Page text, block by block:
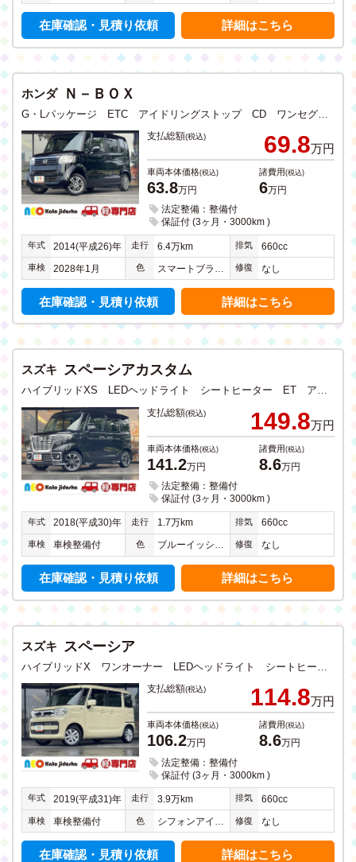
在庫確認・見積り依頼 詳細はこちら
ホンダ Ｎ－ＢＯＸ
支払総額(税込) 69.8万円
車両本体価格(税込)
63.8万円
諸費用(税込)
6万円
法定整備：整備付
保証付 (3ヶ月・3000km )
年式 2014(平成26)年 走行 6.4万km 排気 660cc
車検 2028年1月 色 修復 なし
在庫確認・見積り依頼 詳細はこちら
スズキ スペーシアカスタム
ハイブリッドXS LEDヘッドライト シートヒーター ET アイドリングストップ 衝突軽減ブレーキ ドラレコ CD DVD TV ナビ Bluetooth USB入力 全方位カメラ ステリモ 電動スライドドア
支払総額(税込) 149.8万円
車両本体価格(税込)
141.2万円
諸費用(税込)
8.6万円
法定整備：整備付
保証付 (3ヶ月・3000km )
年式 2018(平成30)年 走行 1.7万km 排気 660cc
車検 車検整備付 色 ブルーイッシュブラックパール３ 修復 なし
在庫確認・見積り依頼 詳細はこちら
スズキ スペーシア
支払総額(税込) 114.8万円
車両本体価格(税込)
106.2万円
諸費用(税込)
8.6万円
法定整備：整備付
保証付 (3ヶ月・3000km )
年式 2019(平成31)年 走行 3.9万km 排気 660cc
車検 車検整備付 色 シフォンアイボリーメタリック 修復 なし
在庫確認・見積り依頼 詳細はこちら